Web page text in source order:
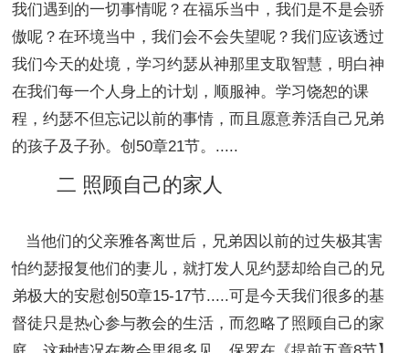
我们遇到的一切事情呢？在福乐当中，我们是不是会骄
傲呢？在环境当中，我们会不会失望呢？我们应该透过
我们今天的处境，学习约瑟从神那里支取智慧，明白神
在我们每一个人身上的计划，顺服神。学习饶恕的课
程，约瑟不但忘记以前的事情，而且愿意养活自己兄弟
的孩子及子孙。创50章21节。.....
二 照顾自己的家人
当他们的父亲雅各离世后，兄弟因以前的过失极其害
怕约瑟报复他们的妻儿，就打发人见约瑟却给自己的兄
弟极大的安慰创50章15-17节.....可是今天我们很多的基
督徒只是热心参与教会的生活，而忽略了照顾自己的家